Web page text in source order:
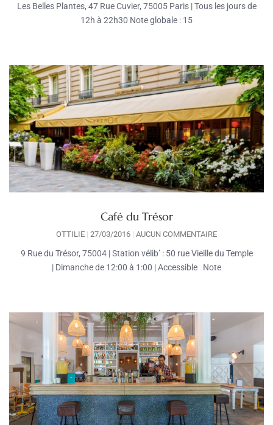
Les Belles Plantes, 47 Rue Cuvier, 75005 Paris | Tous les jours de
12h à 22h30 Note globale : 15
Café du Trésor
OTTILIE 27/03/2016 AUCUN COMMENTAIRE
9 Rue du Trésor, 75004 | Station vélib’ : 50 rue Vieille du Temple
| Dimanche de 12:00 à 1:00 | Accessible Note